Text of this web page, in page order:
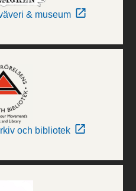
& museum
och bibliotek